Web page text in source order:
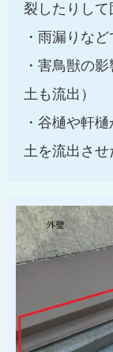
裂したりして
・雨漏りな
・害鳥獣の
土も流出）
・谷樋や軒
土を流出させ